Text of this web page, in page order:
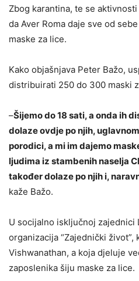
Zbog karantina, te se
da Aver Roma daje sve od
maske za lice.
Kako objašnjava Peter Bažo,
distribuirati 250 do 300 maski
–Šijemo do 18 sati, a onda ih
dolaze ovdje po njih,
porodici, a mi im dajemo
ljudima iz stambenih naselja
također dolaze po njih i,
kaže Bažo.
U socijalno isključnoj zajednici
organizacija “Zajednički život”,
Vishwanathan, a koja djeluje
zaposlenika šiju maske za lice.